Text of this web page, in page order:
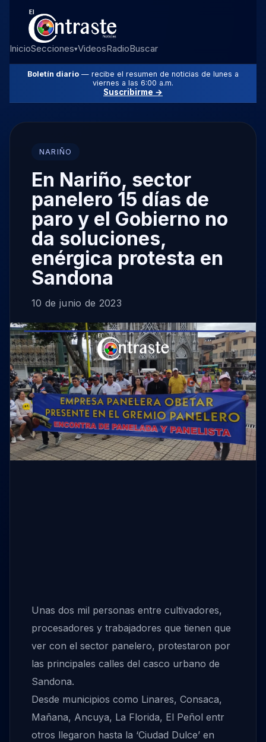
InicioSecciones▾VideosRadioBuscar
Boletín diario — recibe el resumen de noticias de lunes a
viernes a las 6:00 a.m.
Suscribirme →
NARIÑO
En Nariño, sector
panelero 15 días de
paro y el Gobierno no
da soluciones,
enérgica protesta en
Sandona
10 de junio de 2023
Unas dos mil personas entre cultivadores,
procesadores y trabajadores que tienen que
ver con el sector panelero, protestaron por
las principales calles del casco urbano de
Sandona.
Desde municipios como Linares, Consaca,
Mañana, Ancuya, La Florida, El Peñol entr
otros llegaron hasta la ‘Ciudad Dulce’ en